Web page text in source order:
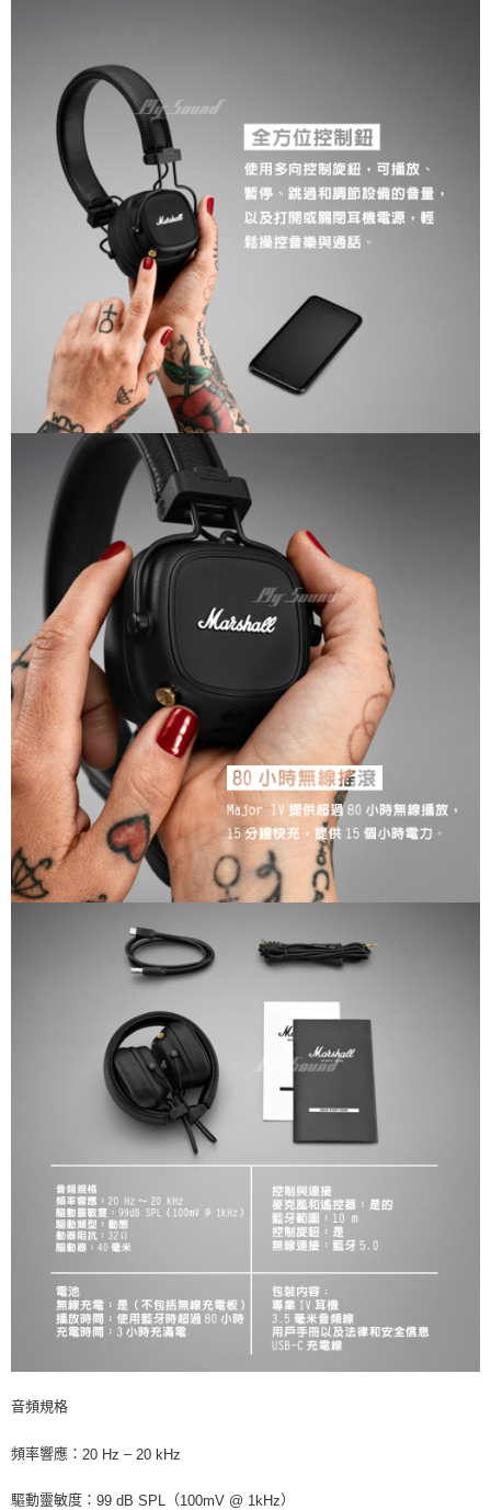
音頻規格
頻率響應： 20 Hz –20 kHz
驅動靈敏度： 99 dB SPL （100mV @ 1kHz）